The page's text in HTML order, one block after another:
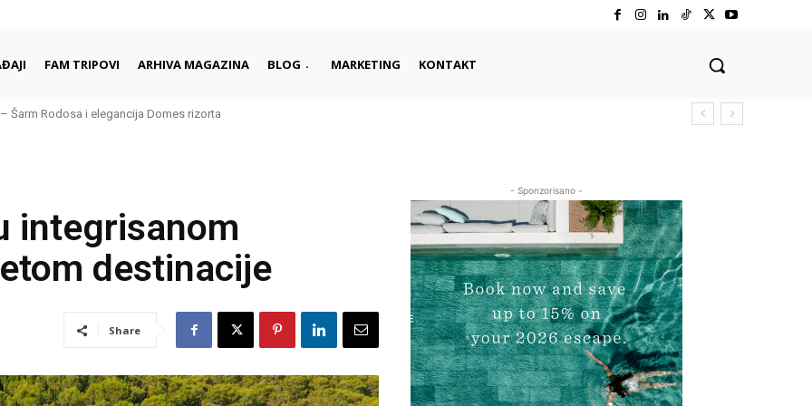
FAM TRIPOVI ARHIVA MAGAZINA BLOG MARKETING KONTAKT
Šarm Rodosa i elegancija Domes rizorta
integrisanom
destinacije
Share
- Sponzorisano -